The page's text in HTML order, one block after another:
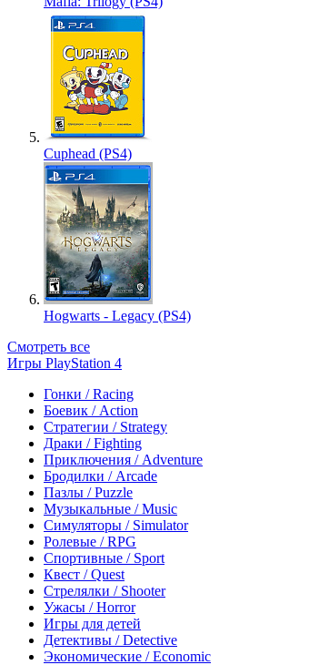
Cuphead (PS4)
Hogwarts - Legacy (PS4)
Смотреть все
Игры PlayStation 4
Гонки / Racing
Боевик / Action
Стратегии / Strategy
Драки / Fighting
Приключения / Adventure
Бродилки / Arcade
Пазлы / Puzzle
Музыкальные / Music
Симуляторы / Simulator
Ролевые / RPG
Спортивные / Sport
Квест / Quest
Стрелялки / Shooter
Ужасы / Horror
Игры для детей
Детективы / Detective
Экономические / Economic